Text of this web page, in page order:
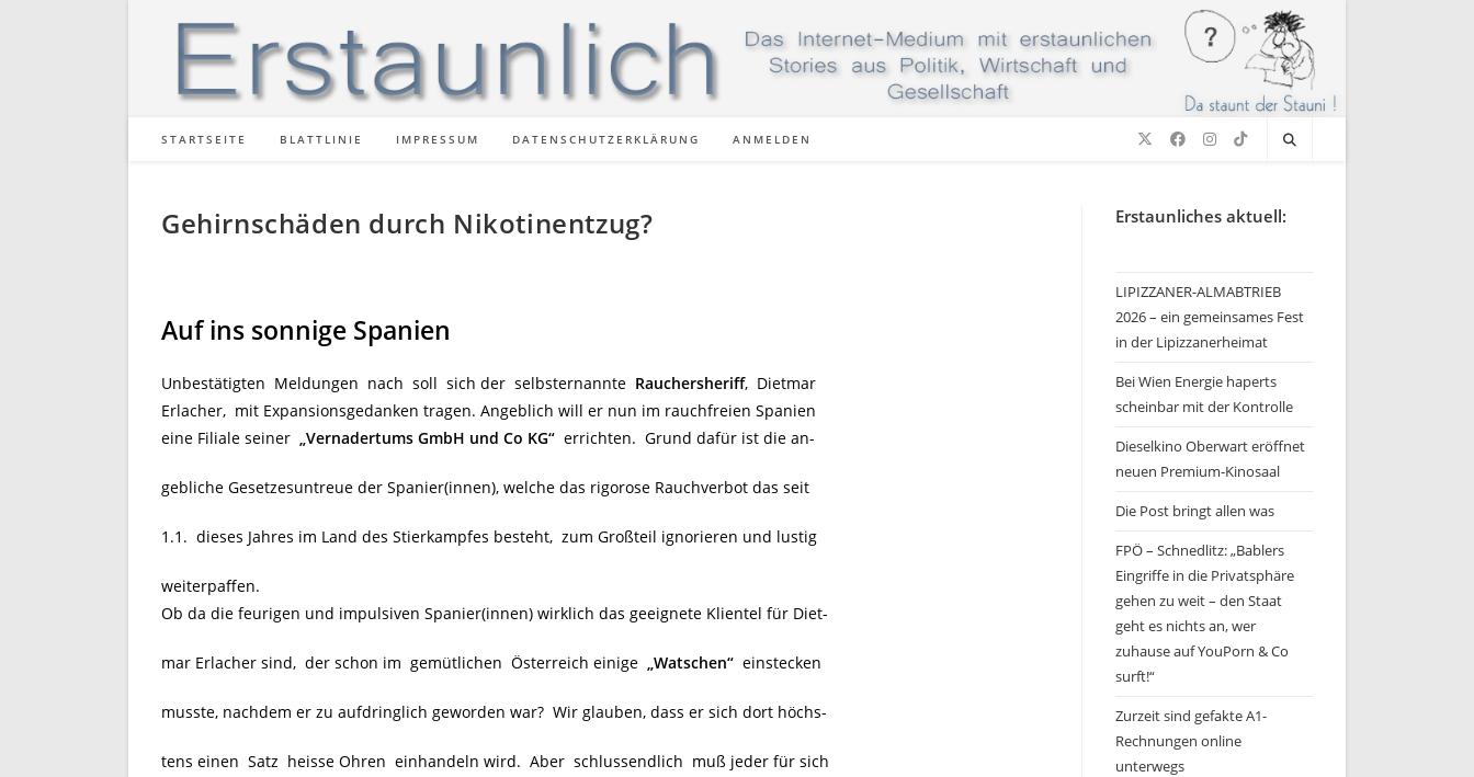
STARTSEITE BLATTLINIE IMPRESSUM DATENSCHUTZERKLÄRUNG ANMELDEN
Gehirnschäden durch Nikotinentzug?
Auf ins sonnige Spanien
Unbestätigten Meldungen nach soll sich der selbsternannte Rauchersheriff, Dietmar
Erlacher, mit Expansionsgedanken tragen. Angeblich will er nun im rauchfreien Spanien
eine Filiale seiner „Vernadertums GmbH und Co KG“ errichten. Grund dafür ist die an-
gebliche Gesetzesuntreue der Spanier(innen), welche das rigorose Rauchverbot das seit
1.1. dieses Jahres im Land des Stierkampfes besteht, zum Großteil ignorieren und lustig
weiterpaffen.
Ob da die feurigen und impulsiven Spanier(innen) wirklich das geeignete Klientel für Diet-
mar Erlacher sind, der schon im gemütlichen Österreich einige „Watschen“ einstecken
musste, nachdem er zu aufdringlich geworden war? Wir glauben, dass er sich dort höchs-
tens einen Satz heisse Ohren einhandeln wird. Aber schlussendlich muß jeder für sich
Erstaunliches aktuell:
LIPIZZANER-ALMABTRIEB
2026 – ein gemeinsames Fest
in der Lipizzanerheimat
Bei Wien Energie haperts
scheinbar mit der Kontrolle
Dieselkino Oberwart eröffnet
neuen Premium-Kinosaal
Die Post bringt allen was
FPÖ – Schnedlitz: „Bablers
Eingriffe in die Privatsphäre
gehen zu weit – den Staat
geht es nichts an, wer
zuhause auf YouPorn & Co
surft!“
Zurzeit sind gefakte A1-
Rechnungen online
unterwegs